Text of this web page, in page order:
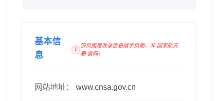
基本信
息
该页面是收录信息展示页面，非 国家航天
局 官网！
网站地址： www.cnsa.gov.cn